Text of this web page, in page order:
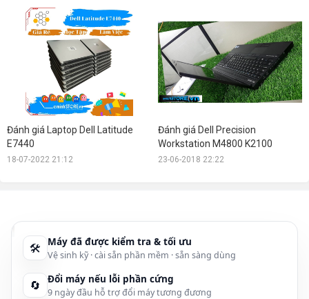
Đánh giá Laptop Dell Latitude
E7440
18-07-2022 21:12
Đánh giá Dell Precision
Workstation M4800 K2100
23-06-2018 22:22
🛠 Máy đã được kiểm tra & tối ưu
Vệ sinh kỹ · cài sẵn phần mềm · sẵn sàng dùng
🔄 Đổi máy nếu lỗi phần cứng
9 ngày đầu hỗ trợ đổi máy tương đương